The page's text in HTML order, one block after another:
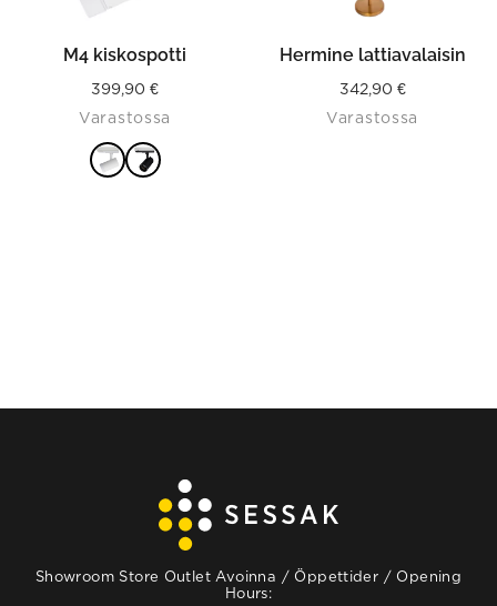
product
page
M4 kiskospotti
399,90 €
Varastossa
Hermine lattiavalaisin
342,90 €
Varastossa
Showroom Store Outlet Avoinna / Öppettider / Opening
Hours: